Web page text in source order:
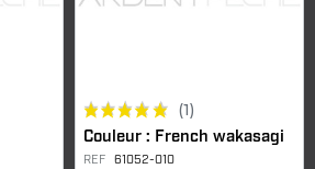
(1)
Couleur : French wakasagi
REF 61052-010